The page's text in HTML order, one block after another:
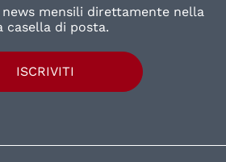
mensili direttamente nella
casella di posta.
ISCRIVITI